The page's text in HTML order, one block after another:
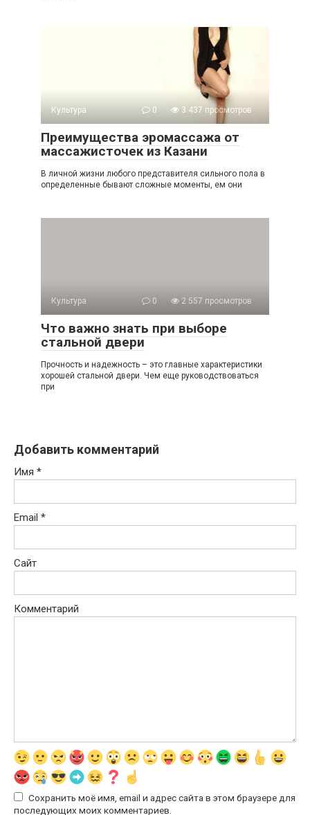
Культура 0 3 437 просмотров
Преимущества эромассажа от
массажисточек из Казани
В личной жизни любого представителя сильного пола в
определенные бывают сложные моменты, ем они
Культура 0 2 557 просмотров
Что важно знать при выборе
стальной двери
Прочность и надежность – это главные характеристики
хорошей стальной двери. Чем еще руководствоваться
при
Добавить комментарий
Имя *
Email *
Сайт
Комментарий
Сохранить моё имя, email и адрес сайта в этом браузере для
последующих моих комментариев.